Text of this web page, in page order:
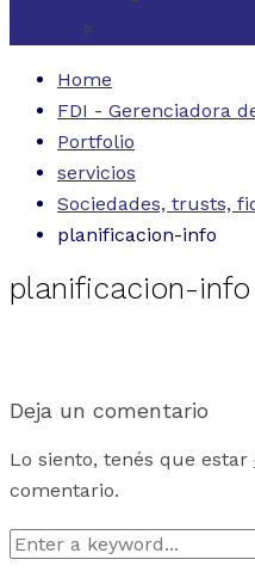
Home
FDI - Gerenciadora
Portfolio
servicios
Sociedades, trusts,
planificacion-info
planificacion-info
Deja un comentario
Lo siento, tenés que estar
comentario.
Search